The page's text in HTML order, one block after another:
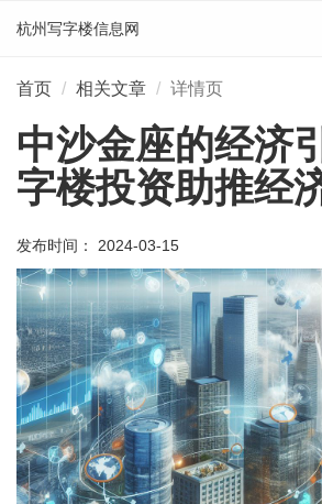
杭州写字楼信息网
首页 相关文章 详情页
中沙金座的经济
字楼投资助推经
发布时间： 2024-03-15